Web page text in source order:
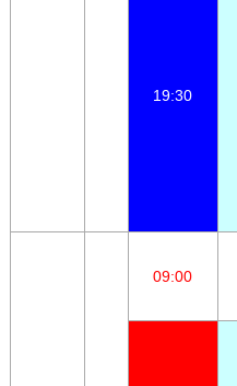
19:30
09:00